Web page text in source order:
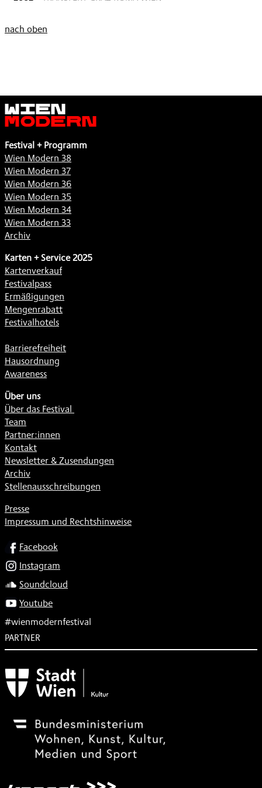
nach oben
Wien
Modern
Festival + Programm
Wien Modern 38
Wien Modern 37
Wien Modern 36
Wien Modern 35
Wien Modern 34
Wien Modern 33
Archiv
Karten + Service 2025
Kartenverkauf
Festivalpass
Ermäßigungen
Mengenrabatt
Festivalhotels
Barrierefreiheit
Hausordnung
Awareness
Über uns
Über das Festival
Team
Partner:innen
Kontakt
Newsletter & Zusendungen
Archiv
Stellenausschreibungen
Presse
Impressum und Rechtshinweise
SOCIALFacebook
Instagram
Soundcloud
Youtube
#wienmodernfestival
PARTNER
Subventionsgeber